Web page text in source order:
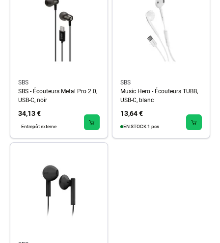
SBS
SBS - Écouteurs Metal Pro 2.0,
USB-C, noir
34,13 €
Entrepôt externe
SBS
Music Hero - Écouteurs TUBB,
USB-C, blanc
13,64 €
EN STOCK 1 pcs